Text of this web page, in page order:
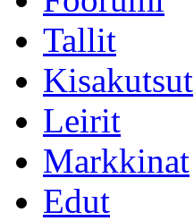
Tallit
Kisakutsut
Leirit
Markkinat
Edut